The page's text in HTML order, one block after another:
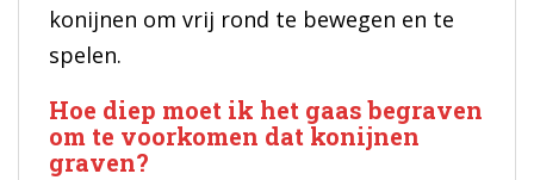
konijnen om vrij rond te bewegen en te
spelen.
Hoe diep moet ik het gaas begraven
om te voorkomen dat konijnen
graven?